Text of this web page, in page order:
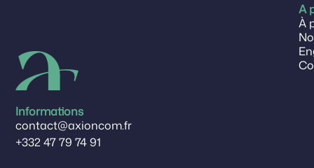
Informations
contact@axioncom.fr
+332 47 79 74 91
A
À